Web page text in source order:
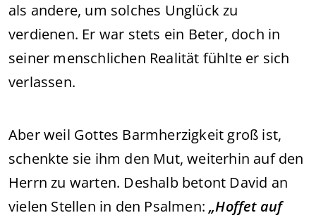
als andere, um solches Unglück zu
verdienen. Er war stets ein Beter, doch in
seiner menschlichen Realität fühlte er sich
verlassen.
Aber weil Gottes Barmherzigkeit groß ist,
schenkte sie ihm den Mut, weiterhin auf den
Herrn zu warten. Deshalb betont David an
vielen Stellen in den Psalmen:„Hoffet auf